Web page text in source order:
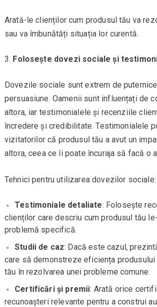
Arată-le clienților cum produsul tău va
sau va îmbunătăți situația lor curentă.
Folosește dovezi sociale și
Dovezile sociale sunt extrem de
persuasiune. Oamenii sunt influențați de
altora, iar testimonialele și recenziile
încredere și credibilitate. Testimonialele
vizitatorilor că produsul tău a avut un
altora, ceea ce îi poate încuraja să facă o
Tehnici pentru utilizarea dovezilor sociale:
Testimoniale detaliate: Folosește
clienților care descriu cum produsul tău
problemă specifică.
Studii de caz: Dacă este cazul,
care să demonstreze eficiența
tău în rezolvarea unei probleme comune.
Certificări și premii: Arată orice
recunoașteri relevante pentru a construi